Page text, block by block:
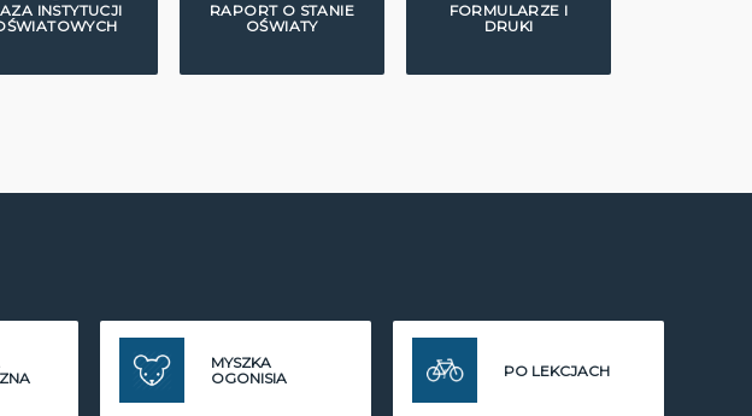
INSTYTUCJI
RAPORT O STANIE
OŚWIATY
FORMULARZE I
DRUKI
MYSZKA
OGONISIA
PO LEKCJACH